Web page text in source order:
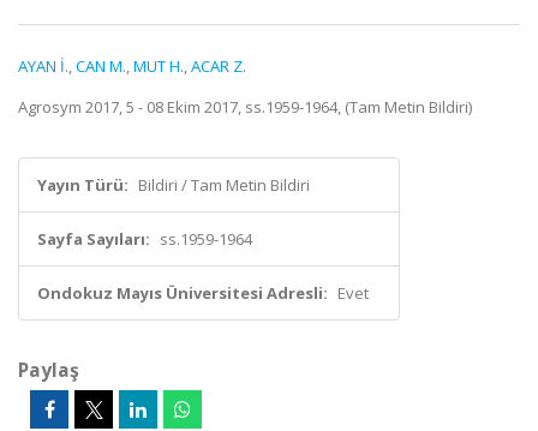
AYAN İ.,CAN M.,MUT H.,ACAR Z.
Agrosym 2017, 5 - 08 Ekim 2017, ss.1959-1964, (Tam Metin Bildiri)
Yayın Türü: Bildiri / Tam Metin Bildiri
Sayfa Sayıları: ss.1959-1964
Ondokuz Mayıs Üniversitesi Adresli: Evet
Paylaş